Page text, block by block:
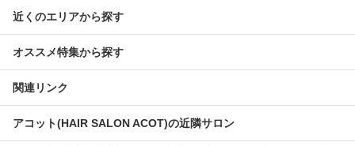
近くのエリアから探す
オススメ特集から探す
関連リンク
アコット(HAIR SALON ACOT)の近隣サロン